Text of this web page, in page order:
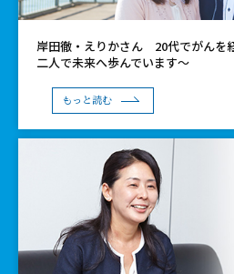
岸田徹・えりかさん 20代でがんを
二人で未来へ歩んでいます～
もっと読む